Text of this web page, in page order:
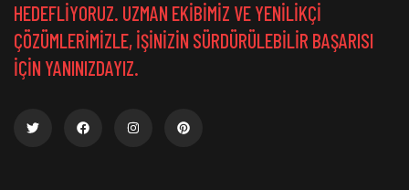
HEDEFLIYORUZ. UZMAN EKIBIMIZ VE YENILIKÇI
ÇÖZÜMLERIMIZLE, IŞINIZIN SÜRDÜRÜLEBILIR BAŞARISI
IÇIN YANINIZDAYIZ.